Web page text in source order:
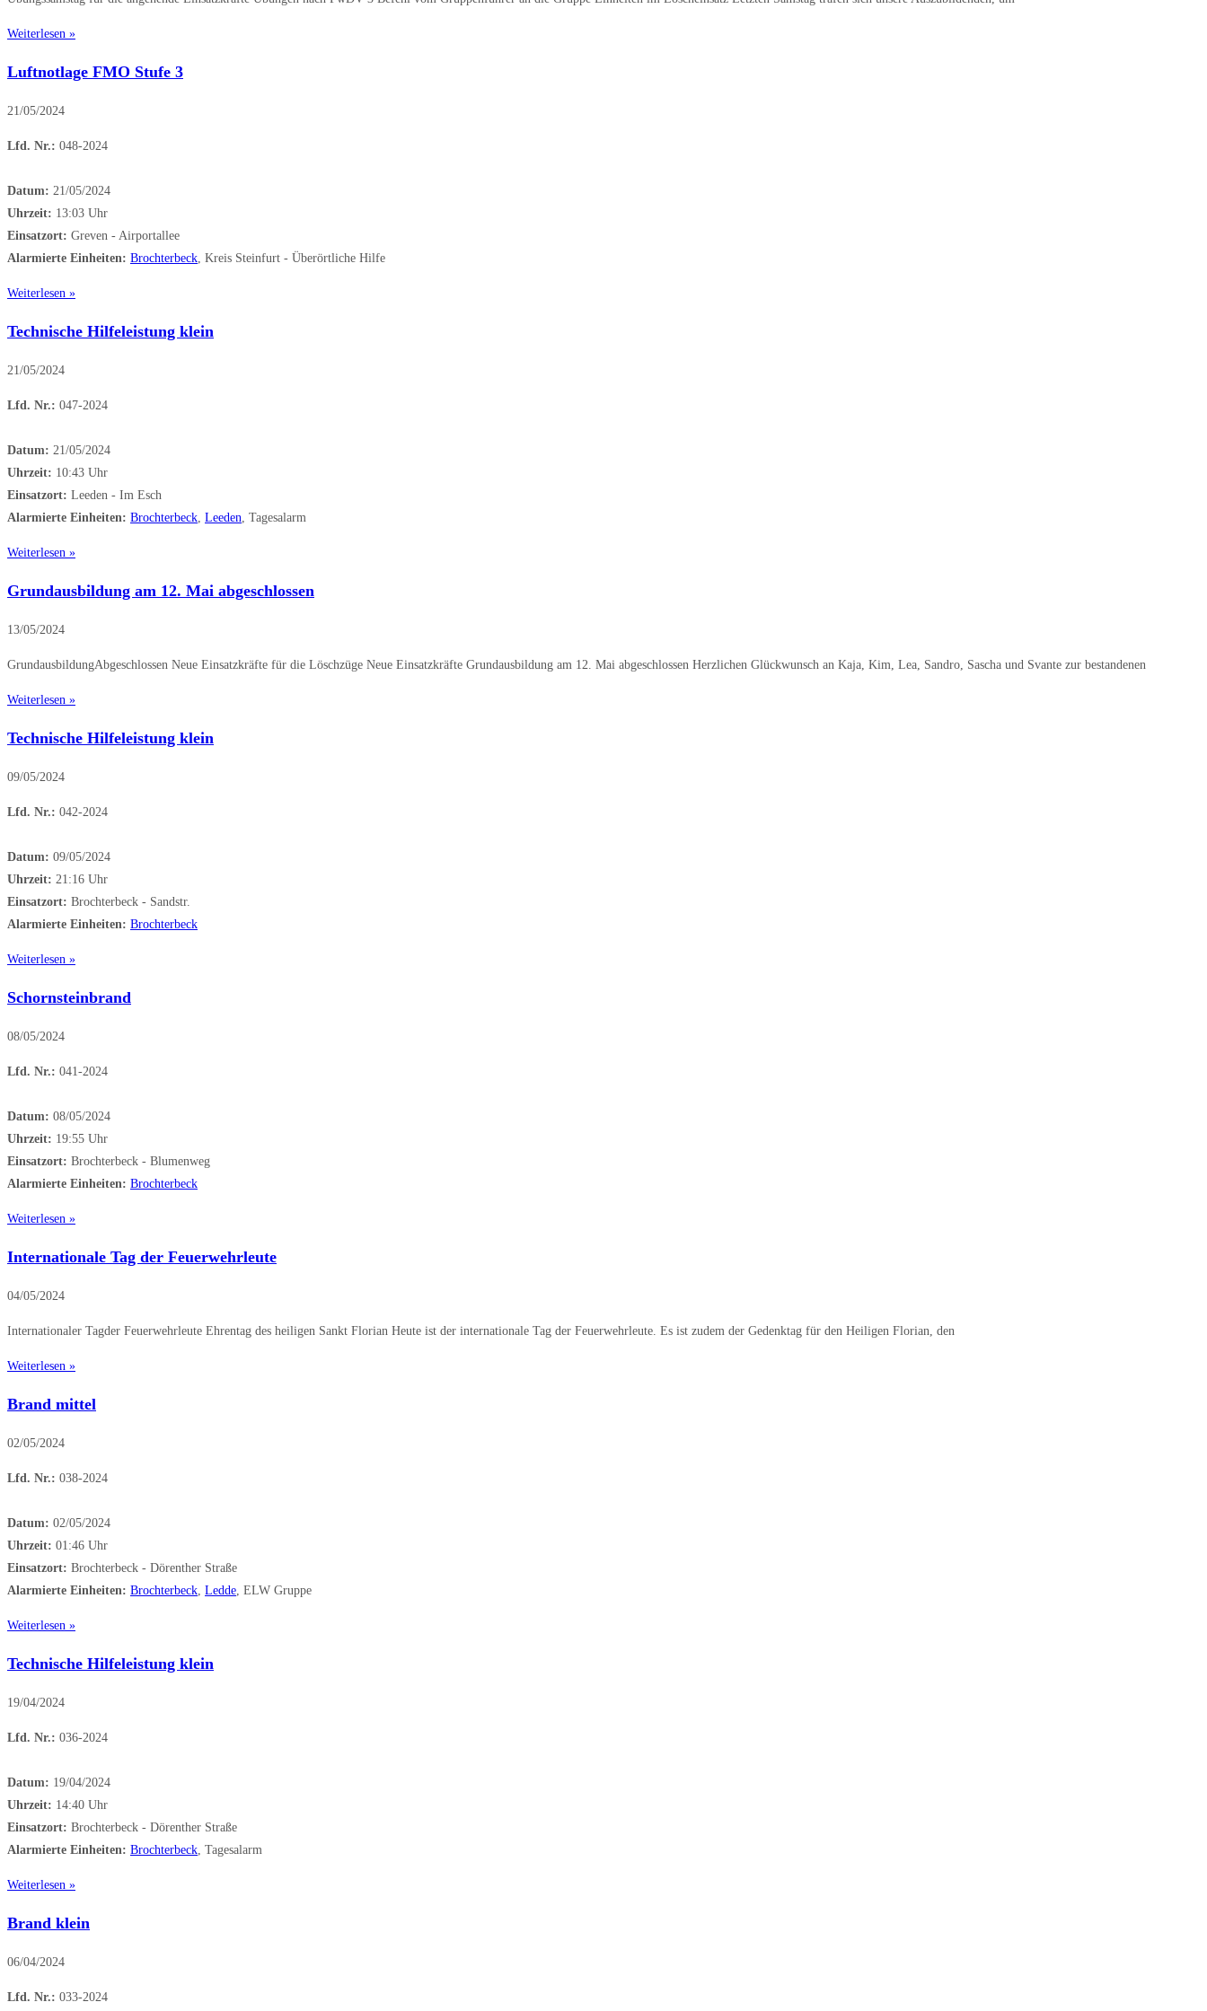
Weiterlesen »
Luftnotlage FMO Stufe 3
21/05/2024
Lfd. Nr.: 048-2024
Datum: 21/05/2024
Uhrzeit: 13:03 Uhr
Einsatzort: Greven - Airportallee
Alarmierte Einheiten: Brochterbeck , Kreis Steinfurt - Überörtliche Hilfe
Weiterlesen »
Technische Hilfeleistung klein
21/05/2024
Lfd. Nr.: 047-2024
Datum: 21/05/2024
Uhrzeit: 10:43 Uhr
Einsatzort: Leeden - Im Esch
Alarmierte Einheiten: Brochterbeck Leeden , Tagesalarm
Weiterlesen »
Grundausbildung am 12. Mai abgeschlossen
13/05/2024
GrundausbildungAbgeschlossen Neue Einsatzkräfte für die Löschzüge Neue Einsatzkräfte Grundausbildung am 12. Mai abgeschlossen Herzlichen Glückwunsch an Kaja, Kim, Lea, Sandro, Sascha und Svante zur bestandenen
Weiterlesen »
Technische Hilfeleistung klein
09/05/2024
Lfd. Nr.: 042-2024
Datum: 09/05/2024
Uhrzeit: 21:16 Uhr
Einsatzort: Brochterbeck - Sandstr.
Alarmierte Einheiten: Brochterbeck
Weiterlesen »
Schornsteinbrand
08/05/2024
Lfd. Nr.: 041-2024
Datum: 08/05/2024
Uhrzeit: 19:55 Uhr
Einsatzort: Brochterbeck - Blumenweg
Alarmierte Einheiten: Brochterbeck
Weiterlesen »
Internationale Tag der Feuerwehrleute
04/05/2024
Internationaler Tagder Feuerwehrleute Ehrentag des heiligen Sankt Florian Heute ist der internationale Tag der Feuerwehrleute. Es ist zudem der Gedenktag für den Heiligen Florian, den
Weiterlesen »
Brand mittel
02/05/2024
Lfd. Nr.: 038-2024
Datum: 02/05/2024
Uhrzeit: 01:46 Uhr
Einsatzort: Brochterbeck - Dörenther Straße
Alarmierte Einheiten: Brochterbeck Ledde , ELW Gruppe
Weiterlesen »
Technische Hilfeleistung klein
19/04/2024
Lfd. Nr.: 036-2024
Datum: 19/04/2024
Uhrzeit: 14:40 Uhr
Einsatzort: Brochterbeck - Dörenther Straße
Alarmierte Einheiten: Brochterbeck , Tagesalarm
Weiterlesen »
Brand klein
06/04/2024
Lfd. Nr.: 033-2024